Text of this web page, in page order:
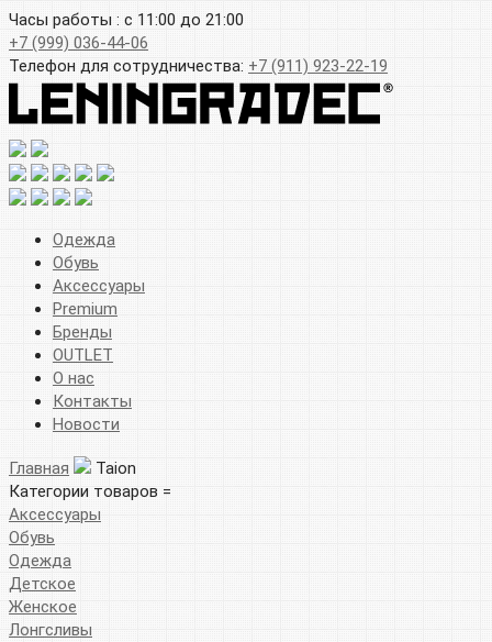
Часы работы : с 11:00 до 21:00
+7 (999) 036-44-06
Телефон для сотрудничества: +7 (911) 923-22-19
Одежда
Обувь
Аксессуары
Premium
Бренды
OUTLET
О нас
Контакты
Новости
Главная
Taion
Категории товаров =
Аксессуары
Обувь
Одежда
Детское
Женское
Лонгсливы